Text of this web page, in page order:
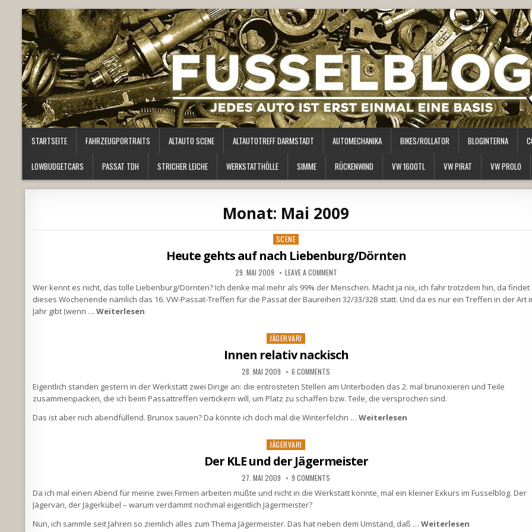
STARTSEITE FAHRZEUGPORTRAITS ALTAUTO SCENE ALTAUTOTREFF DARMSTADT AUTOMECHANIKA BIKES/ROLLATOR BLOGINTERNA
LOWBUDGETCARS PASSAT TDH STRICHER LEICHE WERKSTATTHÖLLE SIMME RÜCKENWIND VW 1600TL VW PIRAT VW PROLO
Monat: Mai 2009
Posted
SCENE
Heute gehts auf nach Liebenburg/Dörnten
29. MAI 2009 LEAVE A COMMENT
Wer kennt es nicht, das tolle Liebenburg/Dörnten? Ich denke mal mehr als 99% der Menschen. Macht ja nix, ich fahr trotzdem hin, da findet
dieses Wochenende nämlich das 16. VW-Passat-Treffen für die Passat der Baureihen 32/33/32B statt. Und da es nur ein Treffen in der Art
Jahr gibt (wenn … Weiterlesen
Posted
in
JÄGERVARI
Innen relativ nackisch
28. MAI 2009 6 COMMENTS
Eigentlich standen gestern in der Werkstatt zwei Dinge an: die entrosteten Stellen am Unterboden das 2. mal brunoxieren und Teile
zusammenpacken, die ich beim Passattreffen vertickern will, um Platz zu schaffen bzw. Teile, die versprochen sind.
Das ist aber nich abendfüllend. Brunox sauen? Da könnte ich doch mal die Winterfelchn … Weiterlesen
Posted
in
JÄGERVARI
Der KLE und der Jägermeister
27. MAI 2009 9 COMMENTS
Da ich mal einen Abend für meine zwei Firmen arbeiten mußte und nicht in die Werkstatt konnte, mal ein kleiner Exkurs im Fusselblog. Der
Jägervari, der Jägerkübel – warum verdammt nochmal eigentlich Jägermeister?
Nun, ich sammle seit Jahren so ziemlich alles zum Thema Jägermeister. Das hat neben dem Umstand, daß … Weiterlesen